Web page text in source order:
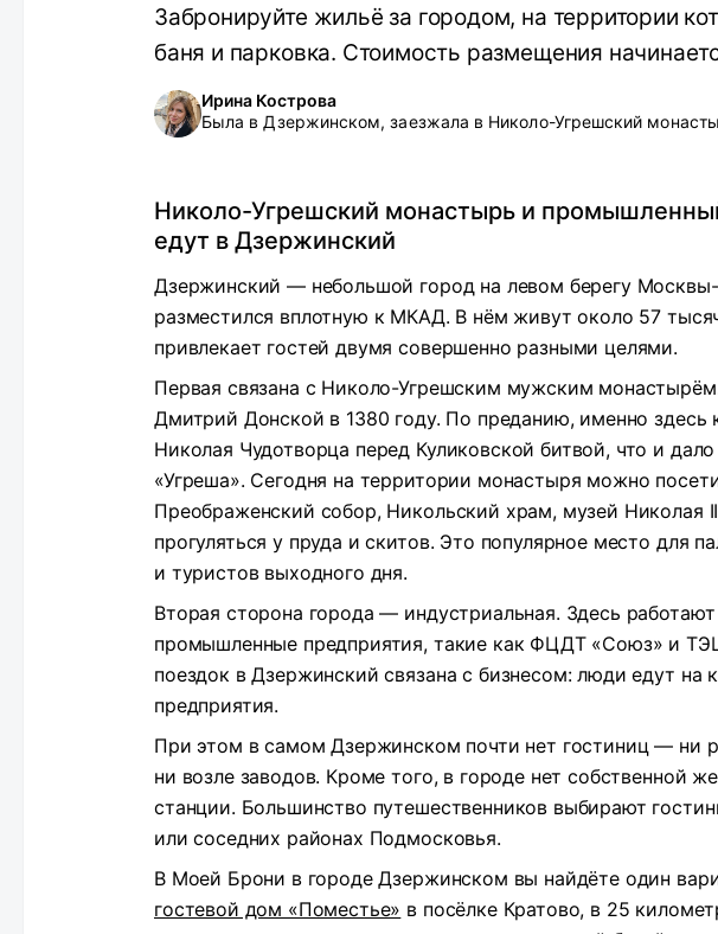
Забронируйте жильё за городом, на территории
баня и парковка. Стоимость размещения
Ирина Кострова
Была в Дзержинском, заезжала в Николо-Угрешский
Николо-Угрешский монастырь и
едут в Дзержинский
Дзержинский — небольшой город на левом берегу
разместился вплотную к МКАД. В нём живут около 57
привлекает гостей двумя совершенно разными целями.
Первая связана с Николо-Угрешским мужским
Дмитрий Донской в 1380 году. По преданию, именно здесь
Николая Чудотворца перед Куликовской битвой, что и
«Угреша». Сегодня на территории монастыря можно
Преображенский собор, Никольский храм, музей Николая
прогуляться у пруда и скитов. Это популярное место для
и туристов выходного дня.
Вторая сторона города — индустриальная. Здесь
промышленные предприятия, такие как ФЦДТ «Союз» и
поездок в Дзержинский связана с бизнесом: люди едут на
предприятия.
При этом в самом Дзержинском почти нет гостиниц — ни
ни возле заводов. Кроме того, в городе нет собственной
станции. Большинство путешественников выбирают
или соседних районах Подмосковья.
В Моей Брони в городе Дзержинском вы найдёте один
гостевой дом «Поместье» в посёлке Кратово, в 25